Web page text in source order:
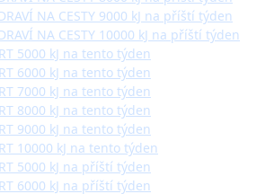
NA CESTY 9000 kJ na příští týden
NA CESTY 10000 kJ na příští týden
5000 kJ na tento týden
6000 kJ na tento týden
7000 kJ na tento týden
8000 kJ na tento týden
9000 kJ na tento týden
10000 kJ na tento týden
5000 kJ na příští týden
6000 kJ na příští týden